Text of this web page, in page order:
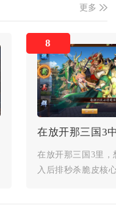
更多
8
在放开那三国3里
入后排秒杀脆皮核